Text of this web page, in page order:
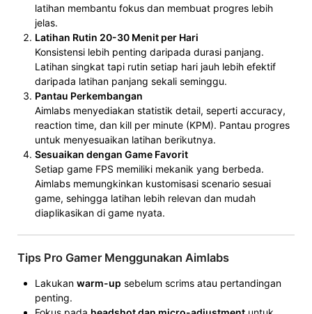
latihan membantu fokus dan membuat progres lebih
jelas.
Latihan Rutin 20-30 Menit per Hari
Konsistensi lebih penting daripada durasi panjang.
Latihan singkat tapi rutin setiap hari jauh lebih efektif
daripada latihan panjang sekali seminggu.
Pantau Perkembangan
Aimlabs menyediakan statistik detail, seperti accuracy,
reaction time, dan kill per minute (KPM). Pantau progres
untuk menyesuaikan latihan berikutnya.
Sesuaikan dengan Game Favorit
Setiap game FPS memiliki mekanik yang berbeda.
Aimlabs memungkinkan kustomisasi scenario sesuai
game, sehingga latihan lebih relevan dan mudah
diaplikasikan di game nyata.
Tips Pro Gamer Menggunakan Aimlabs
Lakukan warm-up sebelum scrims atau pertandingan
penting.